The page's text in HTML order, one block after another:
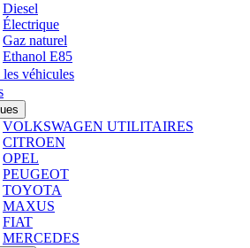
Diesel
Électrique
Gaz naturel
Ethanol E85
véhicules
VOLKSWAGEN UTILITAIRES
CITROEN
OPEL
PEUGEOT
TOYOTA
MAXUS
FIAT
MERCEDES